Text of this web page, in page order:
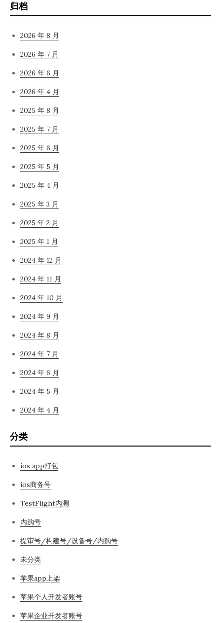
归档
2026 年 8 月
2026 年 7 月
2026 年 6 月
2026 年 4 月
2025 年 8 月
2025 年 7 月
2025 年 6 月
2025 年 5 月
2025 年 4 月
2025 年 3 月
2025 年 2 月
2025 年 1 月
2024 年 12 月
2024 年 11 月
2024 年 10 月
2024 年 9 月
2024 年 8 月
2024 年 7 月
2024 年 6 月
2024 年 5 月
2024 年 4 月
分类
ios app打包
ios商务号
TestFlight内测
内购号
提审号/构建号/设备号/内购号
未分类
苹果app上架
苹果个人开发者账号
苹果企业开发者账号